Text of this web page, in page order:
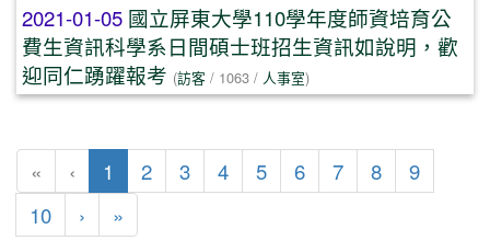
2021-01-05 國立屏東大學110學年度師資培育公
費生資訊科學系日間碩士班招生資訊如說明，歡
迎同仁踴躍報考 (訪客 / 1063 / 人事室)
« ‹ 1 (目前頁次)
2 3 4 5 6 7 8
9
10
› 下一頁
»